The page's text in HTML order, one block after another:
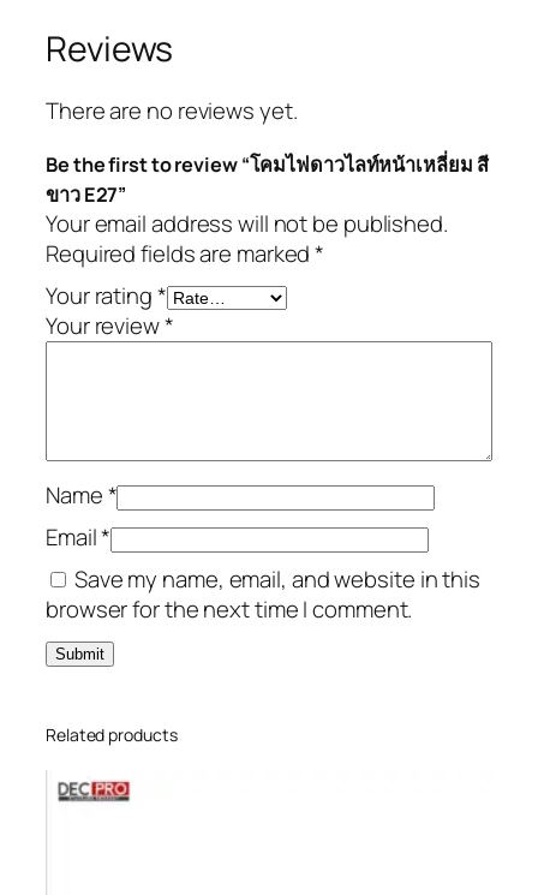
Reviews
There are no reviews yet.
Be the first to review “โคมไฟดาวไลท์หน้าเหลี่ยม สี
ขาว E27”
Your email address will not be published.
Required fields are marked*
Your rating*
Your review*
Name*
Email*
Save my name, email, and website in this
browser for the next time I comment.
Related products